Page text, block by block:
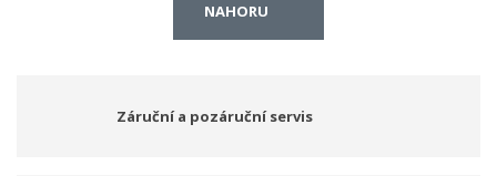
NAHORU
Záruční a pozáruční servis